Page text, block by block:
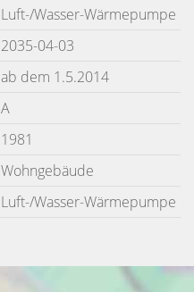
Luft-/Wasser-Wärmepumpe
2035-04-03
ab dem 1.5.2014
A
1981
Wohngebäude
Luft-/Wasser-Wärmepumpe